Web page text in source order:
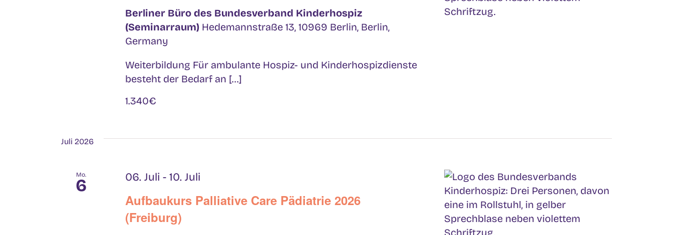
Berliner Büro des Bundesverband Kinderhospiz
(Seminarraum) Hedemannstraße 13, 10969 Berlin, Berlin,
Germany
Weiterbildung Für ambulante Hospiz- und Kinderhospizdienste
besteht der Bedarf an [...]
1.340€
Juli 2026
Mo.
6
Aufbaukurs Palliative Care Pädiatrie 2026
(Freiburg)
06. Juli- 10. Juli